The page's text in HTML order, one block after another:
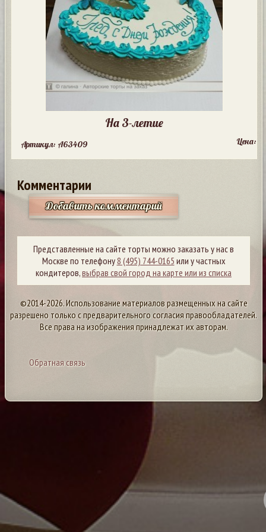
На 3-летие
Артикул: A63409 Цена:
Комментарии
Добавить комментарий
Представленные на сайте торты можно заказать у нас в
Москве по телефону8 (495) 744-0165 или у частных
кондитеров,выбрав свой город на карте или из списка
©2014-2026. Использование материалов размещенных на сайте
разрешено только с предварительного согласия правообладателей.
Все права на изображения принадлежат их авторам.
Обратная связь